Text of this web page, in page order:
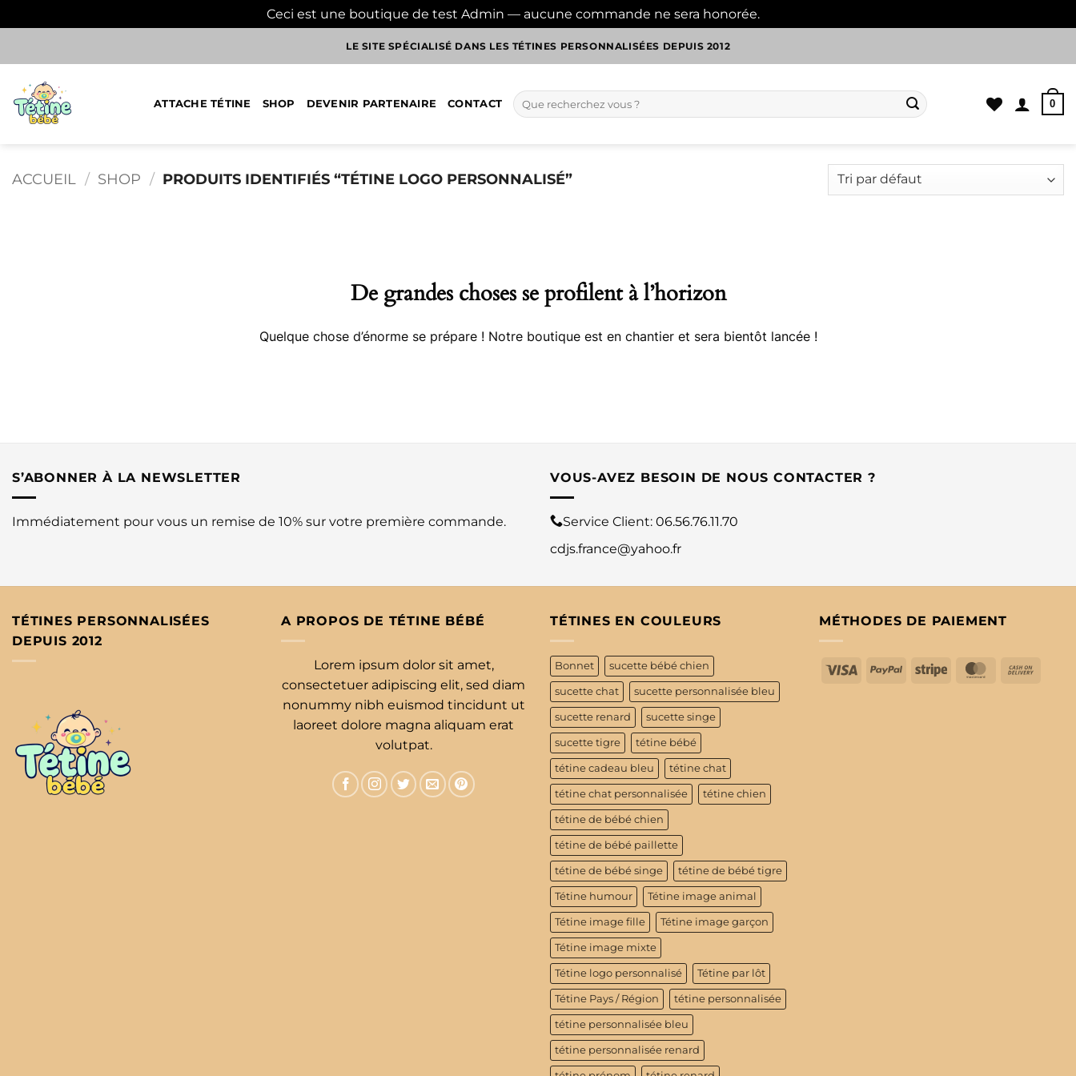
Ceci est une boutique de test Admin — aucune commande ne sera honorée.
LE SITE SPÉCIALISÉ DANS LES TÉTINES PERSONNALISÉES DEPUIS 2012
ATTACHE TÉTINE SHOP DEVENIR PARTENAIRE CONTACT
Recherche
pour :
0
ACCUEIL / SHOP / PRODUITS IDENTIFIÉS “TÉTINE LOGO PERSONNALISÉ”
De grandes choses se profilent à l’horizon
Quelque chose d’énorme se prépare ! Notre boutique est en chantier et sera bientôt lancée !
S’ABONNER À LA NEWSLETTER
Immédiatement pour vous un remise de 10% sur votre première commande.
VOUS-AVEZ BESOIN DE NOUS CONTACTER ?
Service Client: 06.56.76.11.70
cdjs.france@yahoo.fr
TÉTINES PERSONNALISÉES
DEPUIS 2012
A PROPOS DE TÉTINE BÉBÉ
Lorem ipsum dolor sit amet,
consectetuer adipiscing elit, sed diam
nonummy nibh euismod tincidunt ut
laoreet dolore magna aliquam erat
volutpat.
TÉTINES EN COULEURS
Bonnet sucette bébé chien
sucette chat sucette personnalisée bleu
sucette renard sucette singe
sucette tigre tétine bébé
tétine cadeau bleu tétine chat
tétine chat personnalisée tétine chien
tétine de bébé chien
tétine de bébé paillette
tétine de bébé singe tétine de bébé tigre
Tétine humour Tétine image animal
Tétine image fille Tétine image garçon
Tétine image mixte
Tétine logo personnalisé Tétine par lôt
Tétine Pays / Région tétine personnalisée
tétine personnalisée bleu
tétine personnalisée renard
MÉTHODES DE PAIEMENT
Visa PayPalStripe MasterCard